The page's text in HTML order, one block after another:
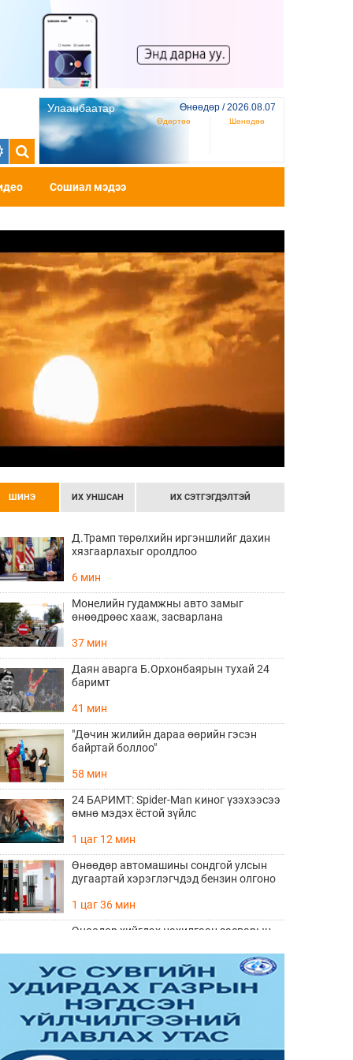
Улаанбаатар Өнөөдөр / 2026.08.07
Өдөртөө Шөнөдөө
Сошиал мэдээ
ШИНЭ ИХ УНШСАН ИХ СЭТГЭГДЭЛТЭЙ
Д.Трамп төрөлхийн иргэншлийг дахин
хязгаарлахыг оролдлоо
6 мин
Монелийн гудамжны авто замыг
өнөөдрөөс хааж, засварлана
37 мин
Даян аварга Б.Орхонбаярын тухай 24
баримт
41 мин
"Дөчин жилийн дараа өөрийн гэсэн
байртай боллоо"
58 мин
24 БАРИМТ: Spider-Man киног үзэхээсээ
өмнө мэдэх ёстой зүйлс
1 цаг 12 мин
Өнөөдөр автомашины сондгой улсын
дугаартай хэрэглэгчдэд бензин олгоно
1 цаг 36 мин
Өнөөдөр хийгдэх цахилгаан засварын
1 цаг 39 мин
ӨНӨӨДӨР: “Чингис хааны тайлга
тахилга” сэдэвт эрдэм шинжилгээний
хурал болно
1 цаг 48 мин